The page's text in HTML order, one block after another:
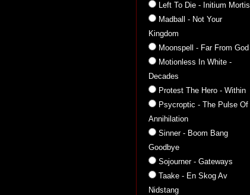
Left To Die - Initium Mortis
Madball - Not Your
Kingdom
Moonspell - Far From God
Motionless In White -
Decades
Protest The Hero - Within
Psycroptic - The Pulse Of
Annihilation
Sinner - Boom Bang
Goodbye
Sojourner - Gateways
Taake - En Skog Av
Nidstang